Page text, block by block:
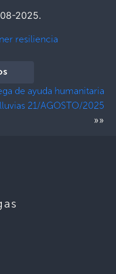
2025.
resiliencia
de ayuda humanitaria
21/AGOSTO/2025
»»